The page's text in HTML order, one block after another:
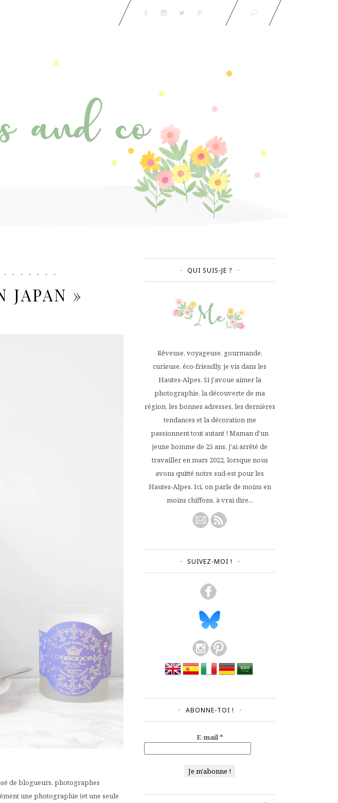
JAPAN »
de blogueurs, photographes
une photographie (et une seule
QUI SUIS-JE ?
Rêveuse, voyageuse, gourmande,
curieuse, éco-friendly, je vis dans les
Hautes-Alpes. Si j'avoue aimer la
photographie, la découverte de ma
région, les bonnes adresses, les dernières
tendances et la décoration me
passionnent tout autant ! Maman d'un
jeune homme de 25 ans, j'ai arrêté de
travailler en mars 2022, lorsque nous
avons quitté notre sud-est pour les
Hautes-Alpes. Ici, on parle de moins en
moins chiffons, à vrai dire...
SUIVEZ-MOI !
ABONNE-TOI !
E-mail*